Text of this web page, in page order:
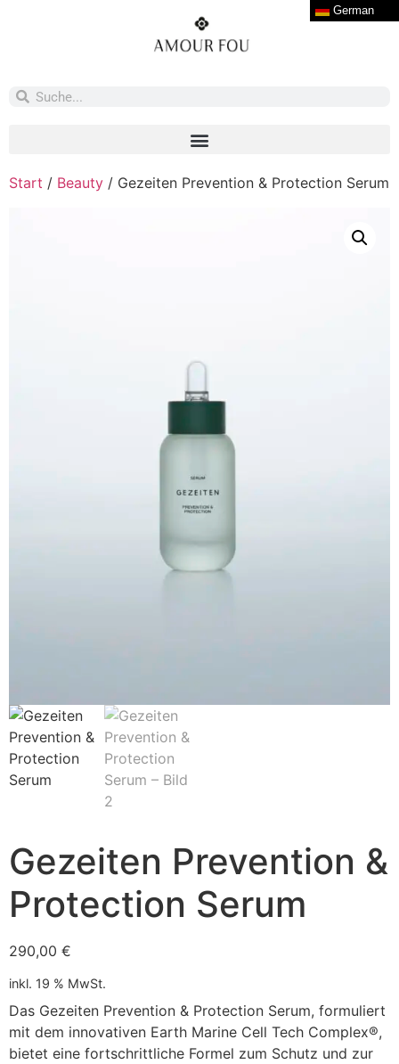
Start / Beauty / Gezeiten Prevention & Protection Serum
Gezeiten Prevention &
Protection Serum
290,00 €
inkl. 19 % MwSt.
Das Gezeiten Prevention & Protection Serum, formuliert
mit dem innovativen Earth Marine Cell Tech Complex®,
bietet eine fortschrittliche Formel zum Schutz und zur
German